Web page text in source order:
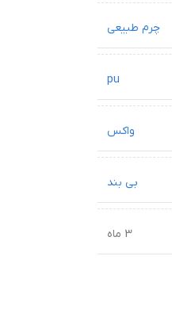
چرم طبیعی
pu
واکس
بی بند
3 ماه